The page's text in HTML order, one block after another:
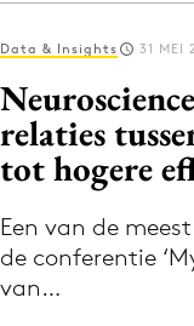
Log in
Volg het
Data & Insights 31 MEI
relaties
tot hogere
Een van de
de conferentie
van…